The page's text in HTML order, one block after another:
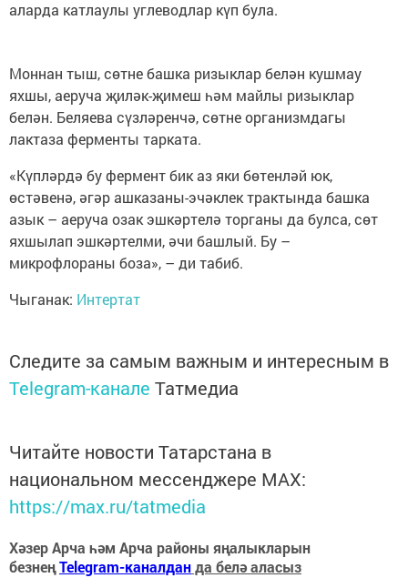
аларда катлаулы углеводлар күп була.
Моннан тыш, сөтне башка ризыклар белән кушмау
яхшы, аеруча җиләк-җимеш һәм майлы ризыклар
белән. Беляева сүзләренчә, сөтне организмдагы
лактаза ферменты тарката.
«Күпләрдә бу фермент бик аз яки бөтенләй юк,
өстәвенә, әгәр ашказаны-эчәклек трактында башка
азык – аеруча озак эшкәртелә торганы да булса, сөт
яхшылап эшкәртелми, әчи башлый. Бу –
микрофлораны боза», – ди табиб.
Чыганак: Интертат
Следите за самым важным и интересным в
Telegram-канале Татмедиа
Читайте новости Татарстана в
национальном мессенджере MАХ:
https://max.ru/tatmedia
Хәзер Арча һәм Арча районы яңалыкларын
безнеңTelegram-каналданда белә аласыз